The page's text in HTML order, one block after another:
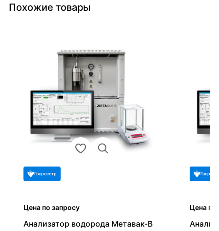
Похожие товары
Госреестр
Цена по запросу
Анализатор водорода Метавак-B
Цена по